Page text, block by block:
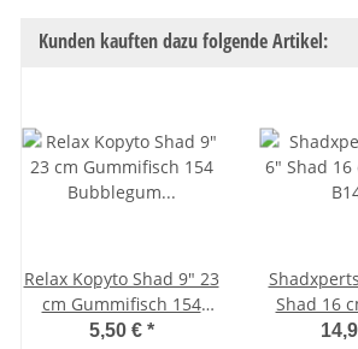
Kunden kauften dazu folgende Artikel:
Relax Kopyto Shad 9" 23
cm Gummifisch 154
Bubblegum Schwarz
5,50 € *
Shad 16
B141